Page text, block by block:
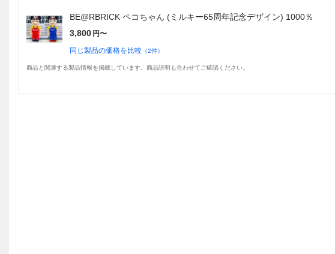
BE@RBRICK ペコちゃん (ミルキー65周年記念デザイン) 1000％
3,800 円〜
同じ製品の価格を比較 （2件）
商品と関連する製品情報を掲載しています。商品説明も合わせてご確認ください。